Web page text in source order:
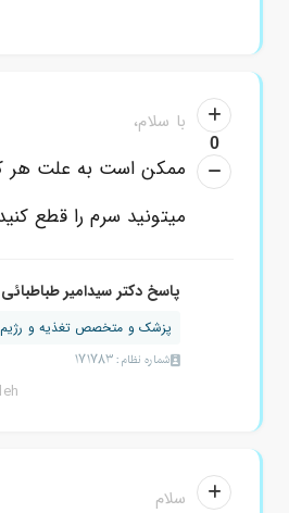
0
با سلام،
ممکن است به علت هر
میتونید سرم را قطع
پاسخ دکتر سیدامیر طباطبائی
پزشک و متخصص تغذیه و رژیم
شماره نظام: 171783
سلام